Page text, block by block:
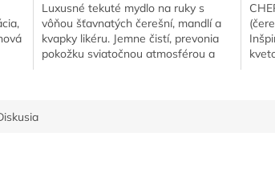
Luxusné tekuté mydlo na ruky s
vôňou šťavnatých čerešní, mandlí a
kvapky likéru. Jemne čistí, prevonia
pokožku sviatočnou atmosférou a